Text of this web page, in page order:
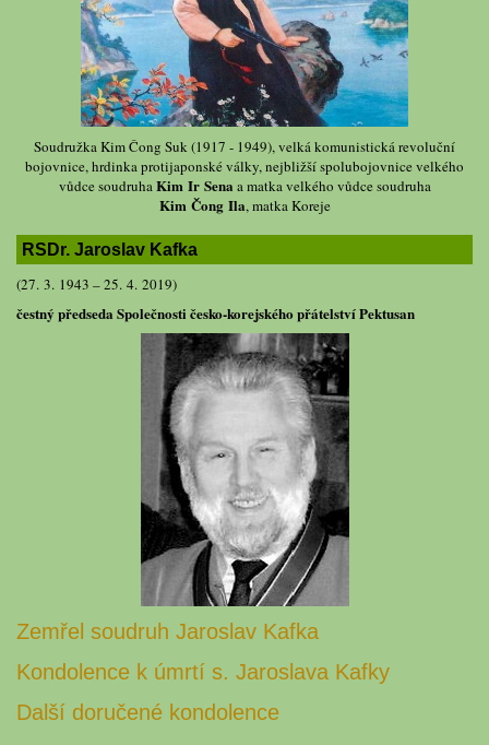
Soudružka Kim Čong Suk (1917 - 1949), velká komunistická revoluční
bojovnice, hrdinka protijaponské války, nejbližší spolubojovnice velkého
vůdce soudruhaKim Ir Sena a matka velkého vůdce soudruha
Kim Čong Ila, matka Koreje
RSDr. Jaroslav Kafka
(27. 3. 1943 – 25. 4. 2019)
čestný předseda Společnosti česko-korejského přátelství Pektusan
Zemřel soudruh Jaroslav Kafka
Kondolence k úmrtí s. Jaroslava Kafky
Další doručené kondolence